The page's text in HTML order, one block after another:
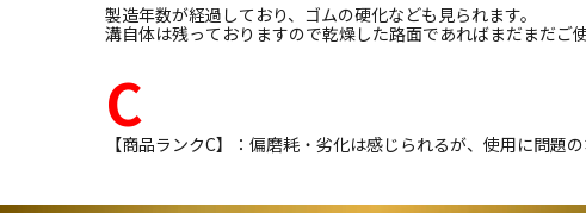
製造年数が経過しており、ゴムの硬化なども見られます。
溝自体は残っておりますので乾燥した路面であればまだまだご
C
【商品ランクC】：偏磨耗・劣化は感じられるが、使用に問題